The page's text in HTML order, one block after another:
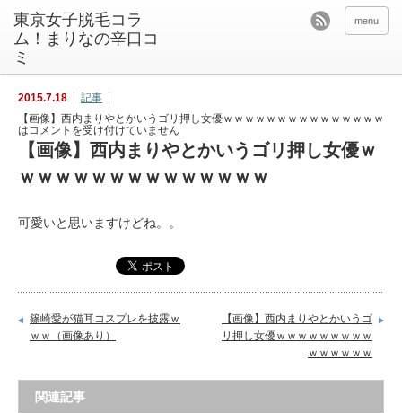
東京女子脱毛コラ
ム！まりなの辛口コ
ミ
menu
2015.7.18
記事
【画像】西内まりやとかいうゴリ押し女優ｗｗｗｗｗｗｗｗｗｗｗｗｗｗｗ
はコメントを受け付けていません
【画像】西内まりやとかいうゴリ押し女優ｗ
ｗｗｗｗｗｗｗｗｗｗｗｗｗｗ
可愛いと思いますけどね。。
篠崎愛が猫耳コスプレを披露ｗ
ｗｗ（画像あり）
【画像】西内まりやとかいうゴ
リ押し女優ｗｗｗｗｗｗｗｗｗ
ｗｗｗｗｗｗ
関連記事